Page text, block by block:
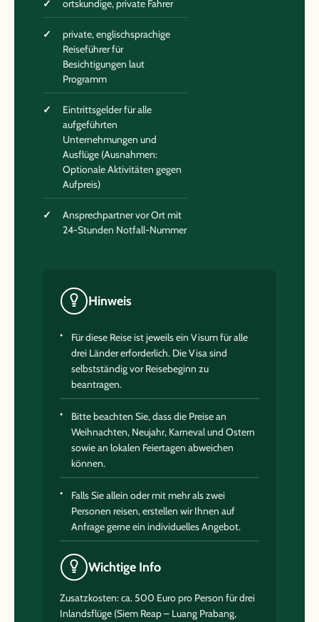
ortskundige, private Fahrer
private, englischsprachige
Reiseführer für
Besichtigungen laut
Programm
Eintrittsgelder für alle
aufgeführten
Unternehmungen und
Ausflüge (Ausnahmen:
Optionale Aktivitäten gegen
Aufpreis)
Ansprechpartner vor Ort mit
24-Stunden Notfall-Nummer
Hinweis
Für diese Reise ist jeweils ein Visum für alle
drei Länder erforderlich. Die Visa sind
selbstständig vor Reisebeginn zu
beantragen.
Bitte beachten Sie, dass die Preise an
Weihnachten, Neujahr, Karneval und Ostern
sowie an lokalen Feiertagen abweichen
können.
Falls Sie allein oder mit mehr als zwei
Personen reisen, erstellen wir Ihnen auf
Anfrage gerne ein individuelles Angebot.
Wichtige Info
Zusatzkosten: ca. 500 Euro pro Person für drei
Inlandsflüge (Siem Reap – Luang Prabang,